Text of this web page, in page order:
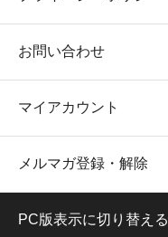
お問い合わせ
マイアカウント
メルマガ登録・解除
PC版表示に切り替える